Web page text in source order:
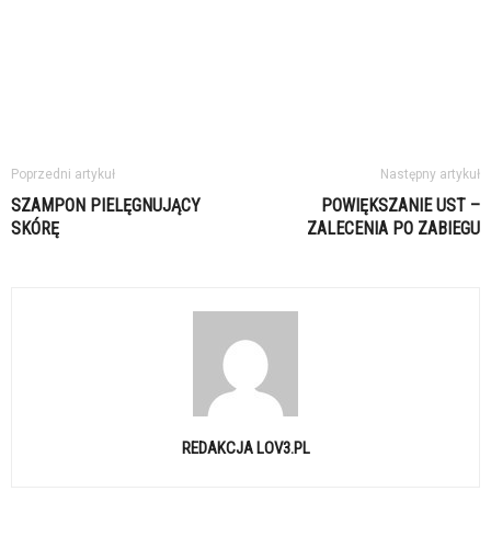
Poprzedni artykuł
SZAMPON PIELĘGNUJĄCY
SKÓRĘ
Następny artykuł
POWIĘKSZANIE UST –
ZALECENIA PO ZABIEGU
REDAKCJA LOV3.PL